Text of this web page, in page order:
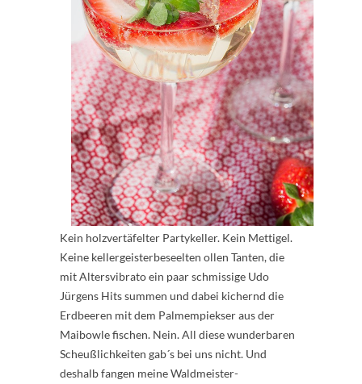
Kein holzvertäfelter Partykeller. Kein Mettigel.
Keine kellergeisterbeseelten ollen Tanten, die
mit Altersvibrato ein paar schmissige Udo
Jürgens Hits summen und dabei kichernd die
Erdbeeren mit dem Palmempiekser aus der
Maibowle fischen. Nein. All diese wunderbaren
Scheußlichkeiten gab´s bei uns nicht. Und
deshalb fangen meine Waldmeister-